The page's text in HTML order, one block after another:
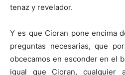
tenaz y revelador.
Y es que Cioran pone encima
preguntas necesarias, que
obcecamos en esconder en el
igual que Cioran, cualquier